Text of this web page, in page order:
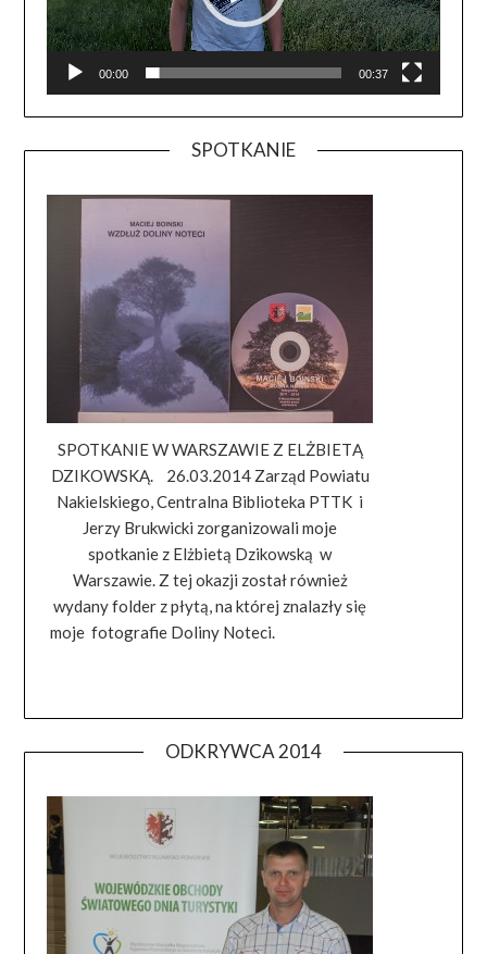
00:00 00:37
SPOTKANIE
SPOTKANIE W WARSZAWIE Z ELŻBIETĄ
DZIKOWSKĄ. 26.03.2014 Zarząd Powiatu
Nakielskiego, Centralna Biblioteka PTTK i
Jerzy Brukwicki zorganizowali moje
spotkanie z Elżbietą Dzikowską w
Warszawie. Z tej okazji został również
wydany folder z płytą, na której znalazły się
moje fotografie Doliny Noteci.
ODKRYWCA 2014